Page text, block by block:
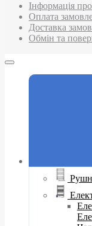
Інформація
Оплата
Доставка
Обмін та